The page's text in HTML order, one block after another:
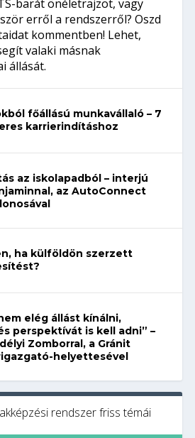
barát önéletrajzot, vagy
erről a rendszerről? Oszd
kommentben! Lehet,
valaki másnak
állását.
főállású munkavállaló – 7
karrierindításhoz
az iskolapadból – interjú
az AutoConnect
ha külföldön szerzett
elég állást kínálni,
perspektívát is kell adni” –
Zomborral, a Gránit
helyettesével
rendszer friss témái